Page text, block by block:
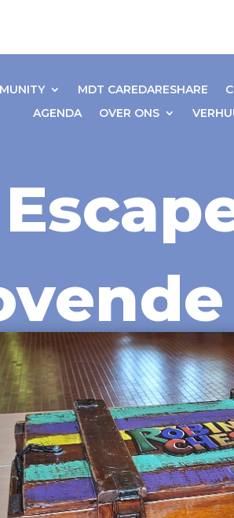
MDT CAREDARESHARE
AGENDA
OVER ONS